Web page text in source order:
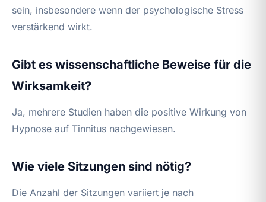
sein, insbesondere wenn der psychologische Stress
verstärkend wirkt.
Gibt es wissenschaftliche Beweise für die
Wirksamkeit?
Ja, mehrere Studien haben die positive Wirkung von
Hypnose auf Tinnitus nachgewiesen.
Wie viele Sitzungen sind nötig?
Die Anzahl der Sitzungen variiert je nach